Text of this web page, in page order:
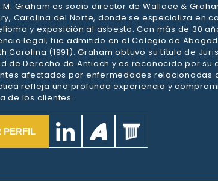
M. Graham es socio director de Wallace &
Carolina del Norte, donde se especializa en
y exposición al asbesto. Con más de 30
legal, fue admitido en el Colegio de
Carolina (1991). Graham obtuvo su título de
de Derecho de Antioch y es reconocido por su
afectados por enfermedades relacionadas
refleja una profunda experiencia y
de los clientes.
PERFIL